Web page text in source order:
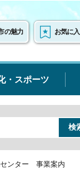
の魅力 お気に
・スポーツ
ンター 事業案内